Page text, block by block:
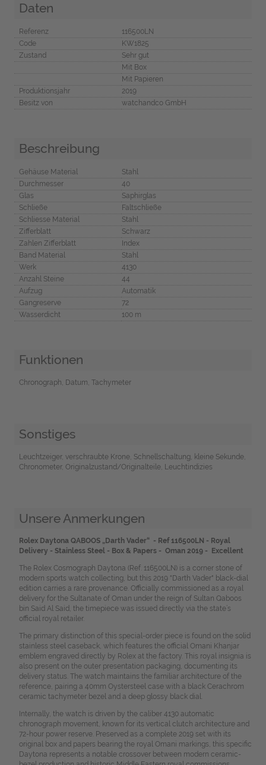
Daten
Referenz
116500LN
Code
KW1825
Zustand
Sehr gut
Mit Box
Mit Papieren
Produktionsjahr
2019
Besitz von
watchandco GmbH
Beschreibung
Gehäuse Material
Stahl
Durchmesser
40
Glas
Saphirglas
Schließe
Faltschließe
Schliesse Material
Stahl
Zifferblatt
Schwarz
Zahlen Zifferblatt
Index
Band Material
Stahl
Werk
4130
Anzahl Steine
44
Aufzug
Automatik
Gangreserve
72
Wasserdicht
100 m
Funktionen
Chronograph, Datum, Tachymeter
Sonstiges
Leuchtzeiger, verschraubte Krone, Schnellschaltung, kleine Sekunde,
Chronometer, Originalzustand/Originalteile, Leuchtindizies
Unsere Anmerkungen
Rolex Daytona QABOOS „Darth Vader“ - Ref 116500LN - Royal
Delivery - Stainless Steel - Box & Papers - Oman 2019 - Excellent
The Rolex Cosmograph Daytona (Ref. 116500LN) is a corner stone of
modern sports watch collecting, but this 2019 "Darth Vader" black-dial
edition carries a rare provenance. Officially commissioned as a royal
delivery for the Sultanate of Oman under the reign of Sultan Qaboos
bin Said Al Said, the timepiece was issued directly via the state’s
official royal retailer.
The primary distinction of this special-order piece is found on the solid
stainless steel caseback, which features the official Omani Khanjar
emblem engraved directly by Rolex at the factory. This royal insignia is
also present on the outer presentation packaging, documenting its
delivery status. The watch maintains the familiar architecture of the
reference, pairing a 40mm Oystersteel case with a black Cerachrom
ceramic tachymeter bezel and a deep glossy black dial.
Internally, the watch is driven by the caliber 4130 automatic
chronograph movement, known for its vertical clutch architecture and
72-hour power reserve. Preserved as a complete 2019 set with its
original box and papers bearing the royal Omani markings, this specific
Daytona represents a notable crossover between modern ceramic-